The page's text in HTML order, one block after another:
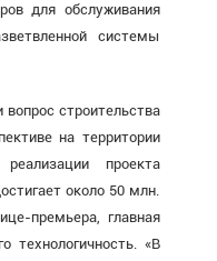
для обслуживания
системы
строительства
на территории
проекта
около 50 млн.
премьера, главная
технологичность. «В